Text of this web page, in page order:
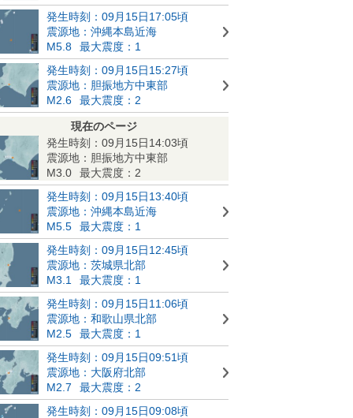
発生時刻：09月15日17:05頃
震源地：沖縄本島近海
M5.8
最大震度：1
発生時刻：09月15日15:27頃
震源地：胆振地方中東部
M2.6
最大震度：2
現在のページ
発生時刻：09月15日14:03頃
震源地：胆振地方中東部
M3.0
最大震度：2
発生時刻：09月15日13:40頃
震源地：沖縄本島近海
M5.5
最大震度：1
発生時刻：09月15日12:45頃
震源地：茨城県北部
M3.1
最大震度：1
発生時刻：09月15日11:06頃
震源地：和歌山県北部
M2.5
最大震度：1
発生時刻：09月15日09:51頃
震源地：大阪府北部
M2.7
最大震度：2
発生時刻：09月15日09:08頃